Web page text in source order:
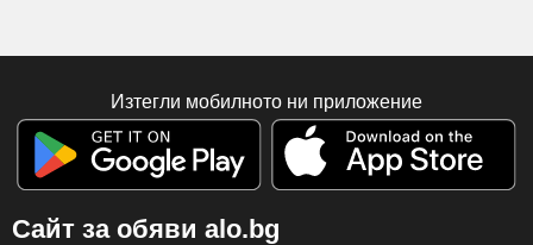
Изтегли мобилното ни приложение
Сайт за обяви alo.bg